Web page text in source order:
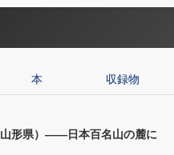
本 収録物
形県）――日本百名山の麓に